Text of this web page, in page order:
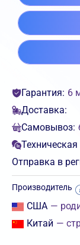
Гарантия: 6
Доставка:
Самовывоз:
Отправка в
Производитель
США —
Китай —